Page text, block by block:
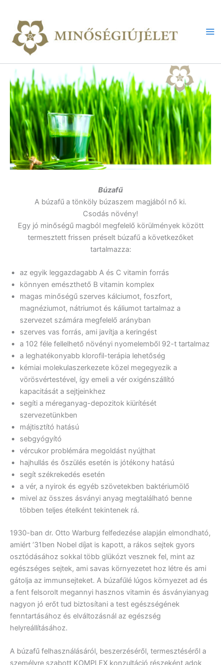
content
Búzafű
A búzafű a tönköly búzaszem magjából nő ki.
Csodás növény!
Egy jó minőségű magból megfelelő körülmények között
termesztett frissen préselt búzafű a következőket
tartalmazza:
az egyik leggazdagabb A és C vitamin forrás
könnyen emészthető B vitamin komplex
magas minőségű szerves kálciumot, foszfort,
magnéziumot, nátriumot és káliumot tartalmaz a
szervezet számára megfelelő arányban
szerves vas forrás, ami javítja a keringést
a 102 féle fellelhető növényi nyomelemből 92-t tartalmaz
a leghatékonyabb klorofil-terápia lehetőség
kémiai molekulaszerkezete közel megegyezik a
vörösvértestével, így emeli a vér oxigénszállító
kapacitását a sejtjeinkhez
segíti a méreganyag-depozitok kiürítését
szervezetünkben
májtisztító hatású
sebgyógyító
vércukor problémára megoldást nyújthat
hajhullás és őszülés esetén is jótékony hatású
segít székrekedés esetén
a vér, a nyirok és egyéb szövetekben baktériumölő
mivel az összes ásványi anyag megtalálható benne
többen teljes ételként tekintenek rá.
1930-ban dr. Otto Warburg felfedezése alapján elmondható,
amiért ’31ben Nobel díjat is kapott, a rákos sejtek gyors
osztódásához sokkal több glükózt vesznek fel, mint az
egészséges sejtek, ami savas környezetet hoz létre és ami
gátolja az immunsejteket. A búzafűlé lúgos környezet ad és
a fent felsorolt megannyi hasznos vitamin és ásványianyag
nagyon jó erőt tud biztosítani a test egészségének
fenntartásához és elváltozásnál az egészség
helyreállításához.
A búzafű felhasználásáról, beszerzéséről, termesztéséről a